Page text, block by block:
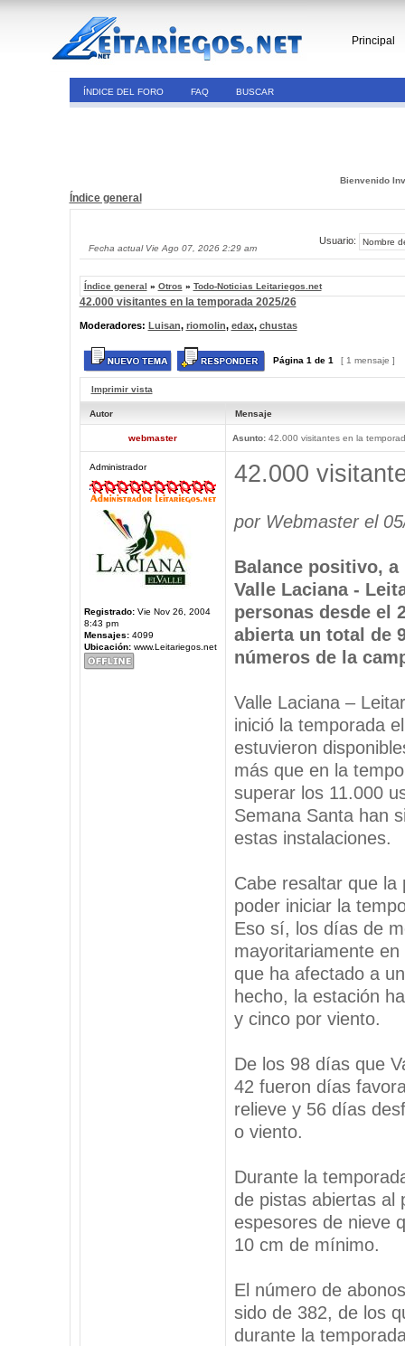
Principal
ÍNDICE DEL FORO FAQ BUSCAR
Bienvenido
Índice general
Fecha actual Vie Ago 07, 2026 2:29 am
Usuario:
Índice general » Otros » Todo-Noticias Leitariegos.net
42.000 visitantes en la temporada 2025/26
Moderadores: Luisan, riomolin, edax, chustas
Página 1 de 1 [ 1 mensaje ]
Imprimir vista
Autor Mensaje
webmaster Asunto:42.000 visitantes en la
Administrador
Registrado:Vie Nov 26, 2004
8:43 pm
Mensajes:4099
Ubicación:www.Leitariegos.net
42.000
por Webmaster el
Balance positivo,
Valle Laciana -
personas desde el
abierta un total de
números de la
Valle Laciana –
inició la temporada
estuvieron
más que en la
superar los 11.000
Semana Santa han
estas instalaciones.
Cabe resaltar que la
poder iniciar la
Eso sí, los días de
mayoritariamente
que ha afectado a
hecho, la estación
y cinco por viento.
De los 98 días que
42 fueron días
relieve y 56 días
o viento.
Durante la
de pistas abiertas al
espesores de nieve
10 cm de mínimo.
El número de
sido de 382, de los
durante la